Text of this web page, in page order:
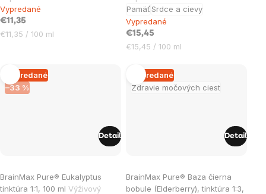
je
5,0
z
Vypredané
€11,35
Jednotková
€11,35 / 100 ml
Pamäť Srdce a cievy
Vypredané
€15,45
Jednotková
€15,45 / 100 ml
Vypredané
–33 %
BrainMax Pure® Eukalyptus
tinktúra 1:1, 100 ml Výživový
Detail
Zdravie močových ciest
Vypredané
BrainMax Pure® Baza čierna
bobule (Elderberry), tinktúra 1:3,
Detail